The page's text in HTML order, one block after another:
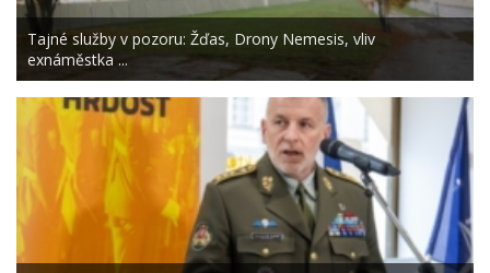
Tajné služby v pozoru: Žďas, Drony Nemesis, vliv
exnáměstka ...